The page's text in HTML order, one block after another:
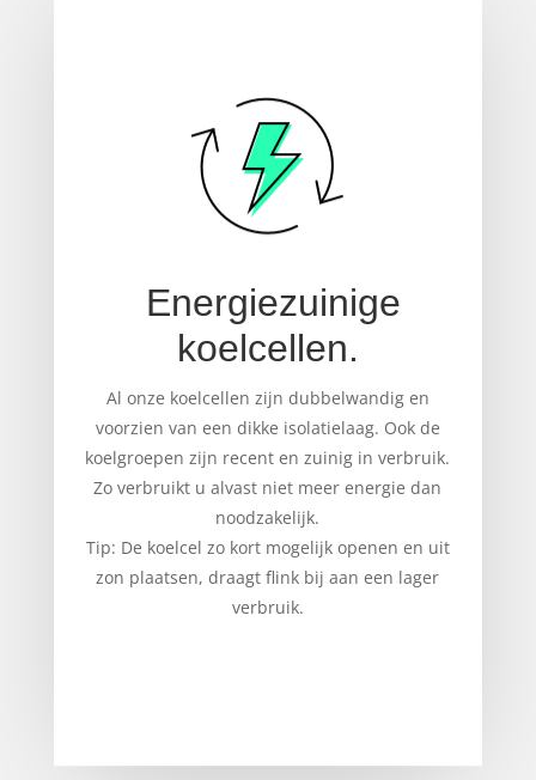
Energiezuinige
koelcellen.
Al onze koelcellen zijn dubbelwandig en
voorzien van een dikke isolatielaag. Ook de
koelgroepen zijn recent en zuinig in verbruik.
Zo verbruikt u alvast niet meer energie dan
noodzakelijk.
Tip: De koelcel zo kort mogelijk openen en uit
zon plaatsen, draagt flink bij aan een lager
verbruik.